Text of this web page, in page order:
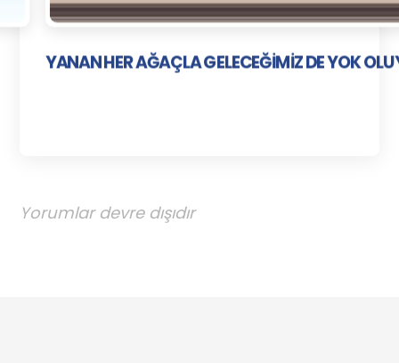
YANAN HER AĞAÇLA GELECEĞİMİZ DE YOK
Yorumlar devre dışıdır